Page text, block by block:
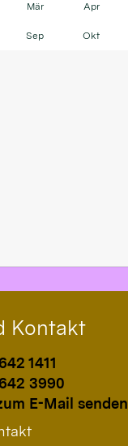
Mär Apr
Sep Okt
Kontakt
1411
3990
E-Mail senden